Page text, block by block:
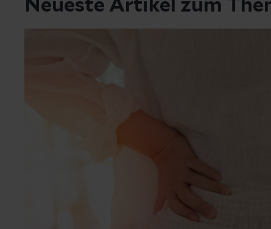
Neueste Artikel zum